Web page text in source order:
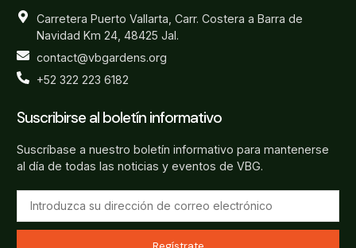
Carretera Puerto Vallarta, Carr. Costera a Barra de
Navidad Km 24, 48425 Jal.
contact@vbgardens.org
+52 322 223 6182
Suscribirse al boletín informativo
Suscríbase a nuestro boletín informativo para mantenerse
al día de todas las noticias y eventos de VBG.